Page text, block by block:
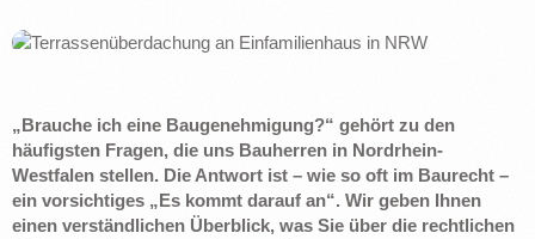
„Brauche ich eine Baugenehmigung?“ gehört zu den
häufigsten Fragen, die uns Bauherren in Nordrhein-
Westfalen stellen. Die Antwort ist – wie so oft im Baurecht –
ein vorsichtiges „Es kommt darauf an“. Wir geben Ihnen
einen verständlichen Überblick, was Sie über die rechtlichen